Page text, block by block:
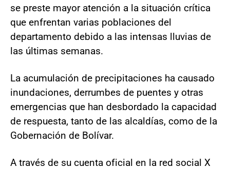
se preste mayor atención a la situación crítica
que enfrentan varias poblaciones del
departamento debido a las intensas lluvias de
las últimas semanas.
La acumulación de precipitaciones ha causado
inundaciones, derrumbes de puentes y otras
emergencias que han desbordado la capacidad
de respuesta, tanto de las alcaldías, como de la
Gobernación de Bolívar.
A través de su cuenta oficial en la red social X